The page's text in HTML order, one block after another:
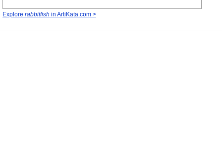
Explore rabbitfish in ArtiKata.com >